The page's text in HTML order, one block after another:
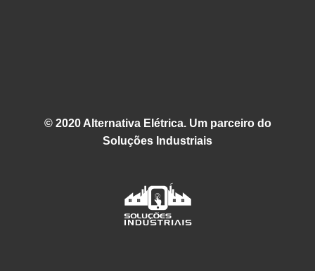
© 2020 Alternativa Elétrica. Um parceiro do
Soluções Industriais